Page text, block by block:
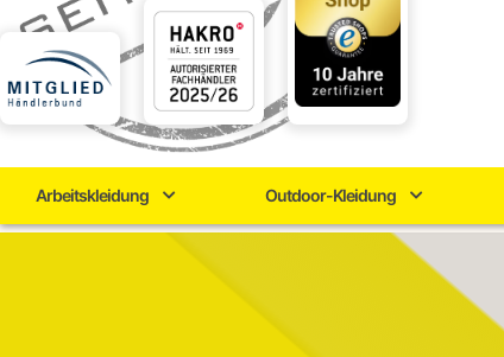
Arbeitskleidung Outdoor-Kleidung